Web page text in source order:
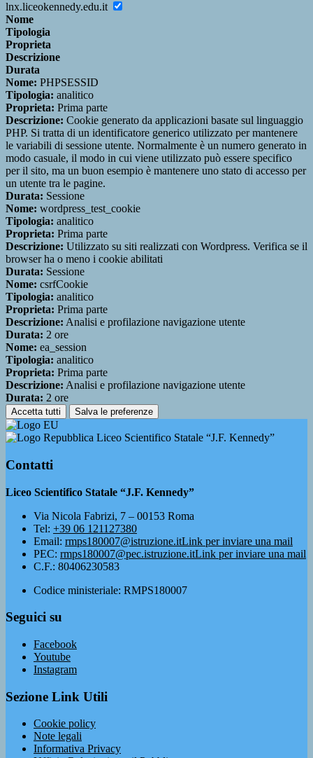
lnx.liceokennedy.edu.it
Nome
Tipologia
Proprieta
Descrizione
Durata
Nome: PHPSESSID
Tipologia: analitico
Proprieta: Prima parte
Descrizione: Cookie generato da applicazioni basate sul linguaggio
PHP. Si tratta di un identificatore generico utilizzato per mantenere
le variabili di sessione utente. Normalmente è un numero generato in
modo casuale, il modo in cui viene utilizzato può essere specifico
per il sito, ma un buon esempio è mantenere uno stato di accesso per
un utente tra le pagine.
Durata: Sessione
Nome: wordpress_test_cookie
Tipologia: analitico
Proprieta: Prima parte
Descrizione: Utilizzato su siti realizzati con Wordpress. Verifica se il
browser ha o meno i cookie abilitati
Durata: Sessione
Nome: csrfCookie
Tipologia: analitico
Proprieta: Prima parte
Descrizione: Analisi e profilazione navigazione utente
Durata: 2 ore
Nome: ea_session
Tipologia: analitico
Proprieta: Prima parte
Descrizione: Analisi e profilazione navigazione utente
Durata: 2 ore
Accetta tutti Salva le preferenze
Liceo Scientifico Statale “J.F. Kennedy”
Contatti
Liceo Scientifico Statale “J.F. Kennedy”
Via Nicola Fabrizi, 7 – 00153 Roma
Tel: +39 06 121127380
Email: rmps180007@istruzione.itLink per inviare una mail
PEC: rmps180007@pec.istruzione.itLink per inviare una mail
C.F.: 80406230583
Codice ministeriale: RMPS180007
Seguici su
Facebook
Youtube
Instagram
Sezione Link Utili
Cookie policy
Note legali
Informativa Privacy